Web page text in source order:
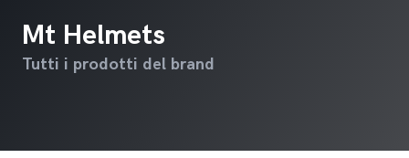
Mt Helmets
Tutti i prodotti del brand